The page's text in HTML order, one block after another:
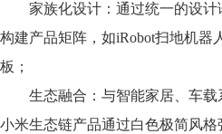
家族化设计：通过统一的设计
构建产品矩阵，如iRobot扫地机器
板；
生态融合：与智能家居、车
小米生态链产品通过白色极简风格